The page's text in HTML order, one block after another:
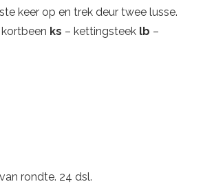
keer op en trek deur twee lusse.
kortbeen ks – kettingsteek lb –
rondte. 24 dsl.